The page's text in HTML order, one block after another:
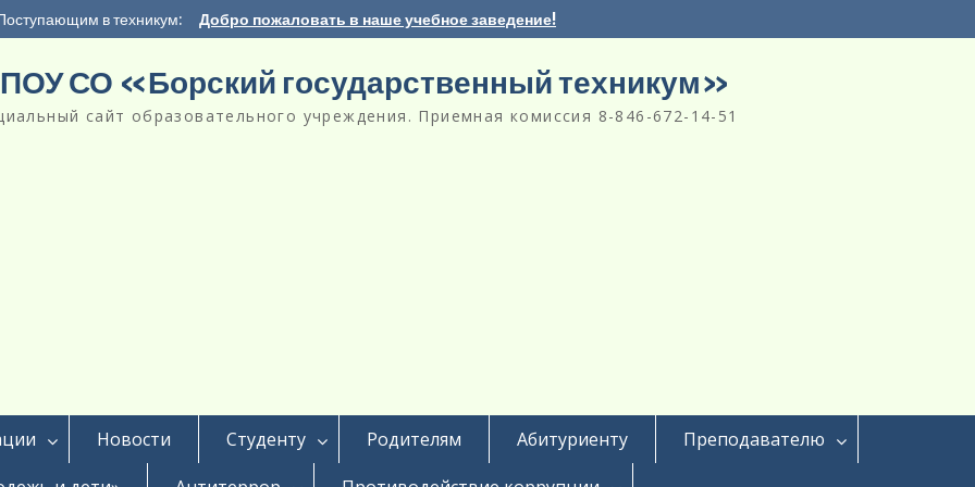
в техникум: Добро пожаловать в наше учебное заведение!
СО «Борский государственный техникум»
сайт образовательного учреждения. Приемная комиссия 8-846-672-14-51
Новости Студенту Родителям Абитуриенту
Преподавателю